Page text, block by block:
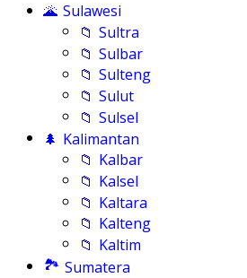
🌋 Sulawesi
📁 Sultra
📁 Sulbar
📁 Sulteng
📁 Sulut
📁 Sulsel
🌲 Kalimantan
📁 Kalbar
📁 Kalsel
📁 Kaltara
📁 Kalteng
📁 Kaltim
🏞️ Sumatera